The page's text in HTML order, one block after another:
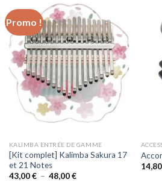
Promo !
KALIMBA ENTRÉE DE GAMME
[Kit complet] Kalimba Sakura 17
et 21 Notes
43,00€ – 48,00€Plage
14,80